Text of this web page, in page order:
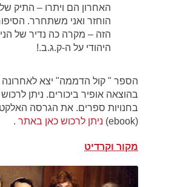
האחרון הם ויתרו – התיק
הוחזר ואני משתחרר.
הזה – מקרה כה נדיר של
היהודי על ה-ק.ג.ב.!
הספר " קול הדממה" יצא לאחרונה
בהוצאה אופיר ביכורים. ניתן לרכוש
בחנויות ספרים. את הגרסה
(ebook)
ניתן לרכוש כאן באתר .
מקור וקרדיט